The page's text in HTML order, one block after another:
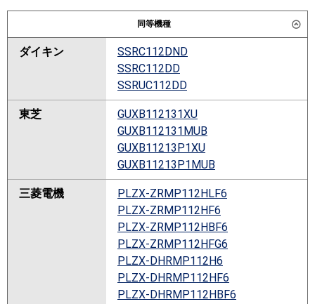
同等機種
ダイキン
SSRC112DND
SSRC112DD
SSRUC112DD
東芝
GUXB112131XU
GUXB112131MUB
GUXB11213P1XU
GUXB11213P1MUB
三菱電機
PLZX-ZRMP112HLF6
PLZX-ZRMP112HF6
PLZX-ZRMP112HBF6
PLZX-ZRMP112HFG6
PLZX-DHRMP112H6
PLZX-DHRMP112HF6
PLZX-DHRMP112HBF6